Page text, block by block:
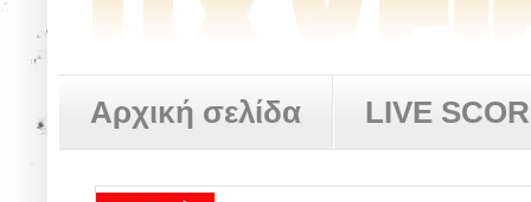
Αρχική σελίδα LIVE